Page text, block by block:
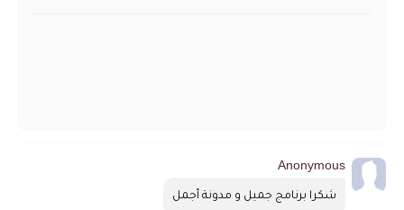
Anonymous
شكرا برنامج جميل و مدونة أجمل